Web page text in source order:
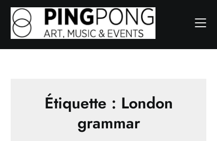
Skip
content
Étiquette : London
grammar